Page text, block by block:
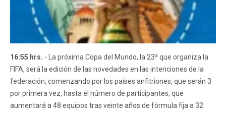
16:55 hrs. - La próxima Copa del Mundo, la 23ª que organiza la
FIFA, será la edición de las novedades en las intenciones de la
federación, comenzando por los países anfitriones, que serán 3
por primera vez, hasta el número de participantes, que
aumentará a 48 equipos tras veinte años de fórmula fija a 32